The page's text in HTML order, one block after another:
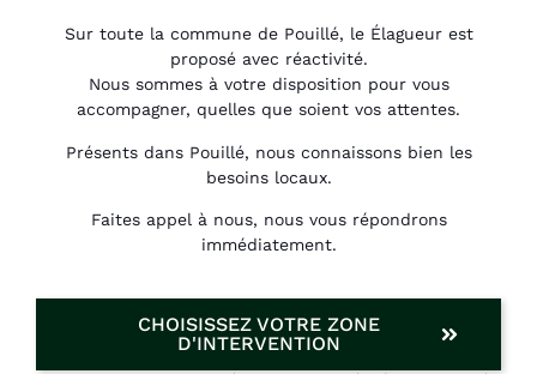
Sur toute la commune de Pouillé, le Élagueur est
proposé avec réactivité.
Nous sommes à votre disposition pour vous
accompagner, quelles que soient vos attentes.
Présents dans Pouillé, nous connaissons bien les
besoins locaux.
Faites appel à nous, nous vous répondrons
immédiatement.
CHOISISSEZ VOTRE ZONE
D'INTERVENTION